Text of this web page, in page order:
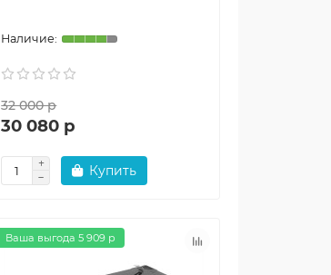
32 000 р
30 080 р
Купить
Ваша выгода 5 909 р